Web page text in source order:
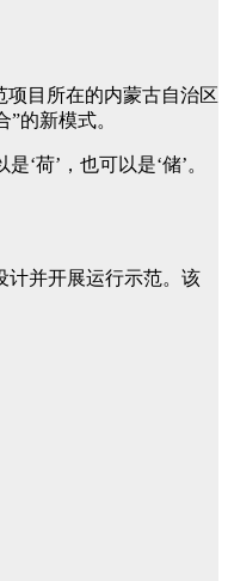
目所在的内蒙古自治区
的新模式。
荷’，也可以是‘储’。
计并开展运行示范。该